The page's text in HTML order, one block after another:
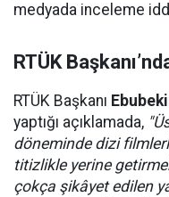
medyada inceleme
RTÜK
RTÜK Başkanı
yaptığı açıklamada,
döneminde dizi
titizlikle yerine
çokça şikâyet edilen